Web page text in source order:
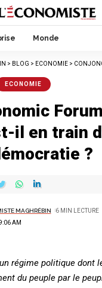
Monde
> BLOG > ECONOMIE >
ECONOMIE
il en train
?
AM
MAGHRÉBIN 6 MIN LECTURE
régime politique dont
du peuple par le